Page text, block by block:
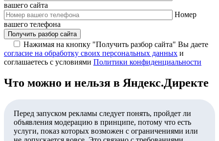
вашего сайта
Номер
вашего телефона
Получить разбор сайта
Нажимая на кнопку "Получить разбор сайта" Вы даете
согласие на обработку своих персональных данных и
соглашаетесь с условиями Политики конфиденциальности
Что можно и нельзя в Яндекс.Директе
Перед запуском рекламы следует понять, пройдет ли
объявления модерацию в принципе, потому что есть
услуги, показ которых возможен с ограничениями или